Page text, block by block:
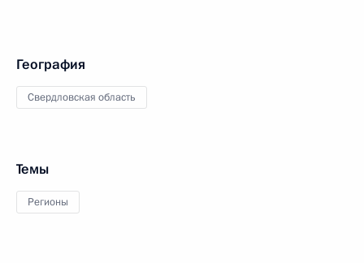
География
Свердловская область
Темы
Регионы